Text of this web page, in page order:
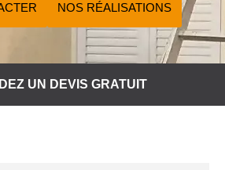
NOS RÉALISATIONS
UN DEVIS GRATUIT